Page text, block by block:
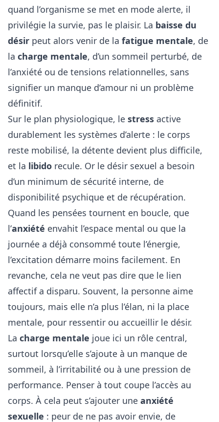
quand l’organisme se met en mode alerte, il
privilégie la survie, pas le plaisir. La baisse du
désir peut alors venir de la fatigue mentale, de
la charge mentale, d’un sommeil perturbé, de
l’anxiété ou de tensions relationnelles, sans
signifier un manque d’amour ni un problème
définitif.
Sur le plan physiologique, le stress active
durablement les systèmes d’alerte : le corps
reste mobilisé, la détente devient plus difficile,
et la libido recule. Or le désir sexuel a besoin
d’un minimum de sécurité interne, de
disponibilité psychique et de récupération.
Quand les pensées tournent en boucle, que
l’anxiété envahit l’espace mental ou que la
journée a déjà consommé toute l’énergie,
l’excitation démarre moins facilement. En
revanche, cela ne veut pas dire que le lien
affectif a disparu. Souvent, la personne aime
toujours, mais elle n’a plus l’élan, ni la place
mentale, pour ressentir ou accueillir le désir.
La charge mentale joue ici un rôle central,
surtout lorsqu’elle s’ajoute à un manque de
sommeil, à l’irritabilité ou à une pression de
performance. Penser à tout coupe l’accès au
corps. À cela peut s’ajouter une anxiété
sexuelle : peur de ne pas avoir envie, de